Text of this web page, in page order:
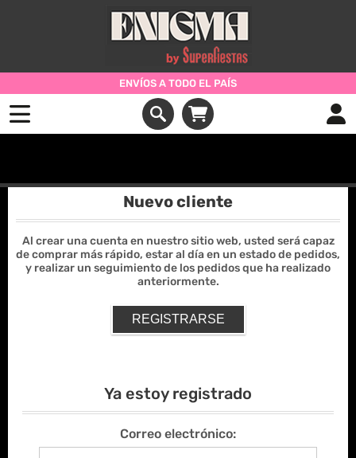
ENVÍOS A TODO EL PAÍS
Nuevo cliente
Al crear una cuenta en nuestro sitio web, usted será capaz
de comprar más rápido, estar al día en un estado de pedidos,
y realizar un seguimiento de los pedidos que ha realizado
anteriormente.
Ya estoy registrado
Correo electrónico: